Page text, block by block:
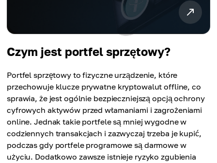
Czym jest portfel sprzętowy?
Portfel sprzętowy to fizyczne urządzenie, które
przechowuje klucze prywatne kryptowalut offline, co
sprawia, że jest ogólnie bezpieczniejszą opcją ochrony
cyfrowych aktywów przed włamaniami i zagrożeniami
online. Jednak takie portfele są mniej wygodne w
codziennych transakcjach i zazwyczaj trzeba je kupić,
podczas gdy portfele programowe są darmowe w
użyciu. Dodatkowo zawsze istnieje ryzyko zgubienia